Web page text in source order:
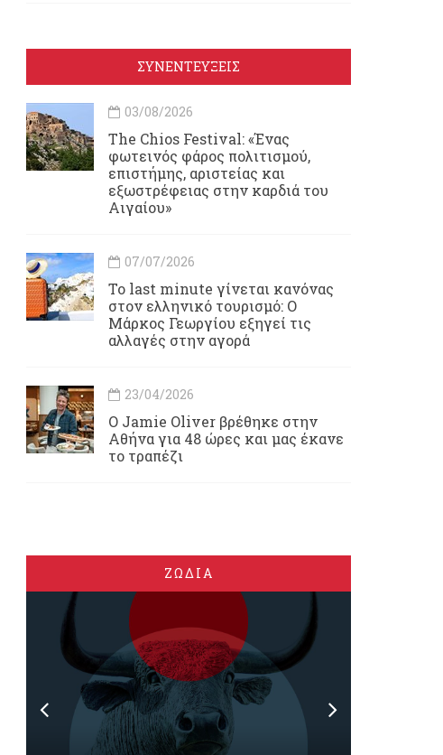
ΣΥΝΕΝΤΕΥΞΕΙΣ
03/08/2026
Τhe Chios Festival: «Ένας
φωτεινός φάρος πολιτισμού,
επιστήμης, αριστείας και
εξωστρέφειας στην καρδιά του
Αιγαίου»
07/07/2026
Το last minute γίνεται κανόνας
στον ελληνικό τουρισμό: Ο
Μάρκος Γεωργίου εξηγεί τις
αλλαγές στην αγορά
23/04/2026
Ο Jamie Oliver βρέθηκε στην
Αθήνα για 48 ώρες και μας έκανε
το τραπέζι
ΖΩΔΙΑ